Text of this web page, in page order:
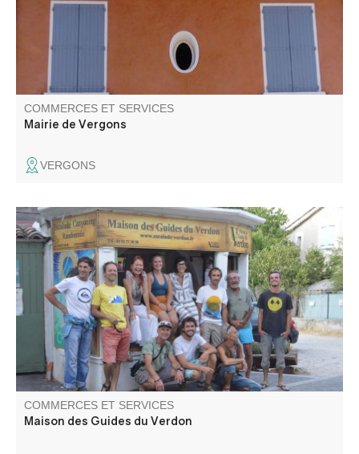
COMMERCES ET SERVICES
Mairie de Vergons
VERGONS
Basés depuis 1984 à la Palud, au cœur des Gorges du
Verdon, la Maison des Guides est idéalement placée pour
vous proposer, pendant toute l'année, un large éventail
d'activités en escalade, descente de canyon, parcours
aventure et randonnée pédestre.
COMMERCES ET SERVICES
Maison des Guides du Verdon